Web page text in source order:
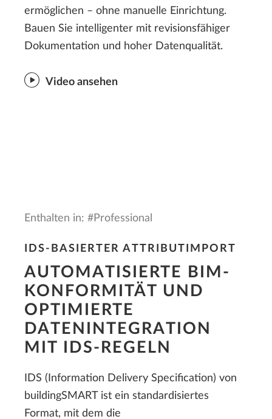
ermöglichen – ohne manuelle Einrichtung.
Bauen Sie intelligenter mit revisionsfähiger
Dokumentation und hoher Datenqualität.
Video ansehen
Enthalten in: #Professional
IDS-BASIERTER ATTRIBUTIMPORT
AUTOMATISIERTE BIM-
KONFORMITÄT UND
OPTIMIERTE
DATENINTEGRATION
MIT IDS-REGELN
IDS (Information Delivery Specification) von
buildingSMART ist ein standardisiertes
Format, mit dem die